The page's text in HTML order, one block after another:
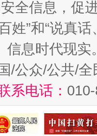
全信息，促
姓”和“说真
信息时代现实
/公众/公共/
系电话：